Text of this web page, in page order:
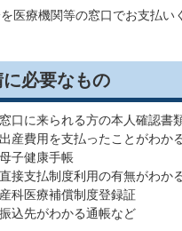
医療機関等の窓口でお支払
に必要なもの
窓口に来られる方の本人確認書
出産費用を支払ったことがわか
母子健康手帳
直接支払制度利用の有無がわか
産科医療補償制度登録証
振込先がわかる通帳など